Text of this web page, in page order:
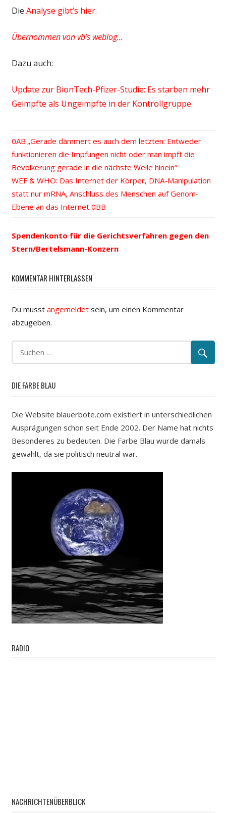
Die Analyse gibt’s hier.
Übernommen von vb’s weblog…
Dazu auch:
Update zur BionTech-Pfizer-Studie: Es starben mehr
Geimpfte als Ungeimpfte in der Kontrollgruppe.
Beitrags-
Navigation
Vorheriger
Beitrag:
„Gerade dämmert es auch dem letzten: Entweder
funktionieren die Impfungen nicht oder man impft die
Bevölkerung gerade in die nächste Welle hinein“
Nächster
Beitrag:
WEF & WHO: Das Internet der Körper , DNA-Manipulation
statt nur mRNA, Anschluss des Menschen auf Genom-
Ebene an das Internet
Spendenkonto für die Gerichtsverfahren gegen den
Stern/Bertelsmann-Konzern
KOMMENTAR HINTERLASSEN
Du musst angemeldetsein, um einen Kommentar
abzugeben.
DIE FARBE BLAU
Die Website blauerbote.com existiert in unterschiedlichen
Ausprägungen schon seit Ende 2002. Der Name hat nichts
Besonderes zu bedeuten. Die Farbe Blau wurde damals
gewählt, da sie politisch neutral war.
RADIO
NACHRICHTENÜBERBLICK